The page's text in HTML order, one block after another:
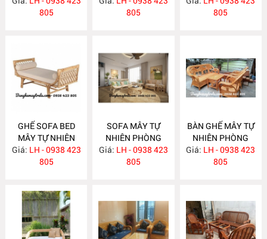
805
CÁO MA621
805
805
GHẾ SOFA BED
MÂY TỰ NHIÊN
MA615
Giá: LH - 0938 423
805
SOFA MÂY TỰ
NHIÊN PHÒNG
KHÁCH MA612
Giá: LH - 0938 423
805
BÀN GHẾ MÂY TỰ
NHIÊN PHÒNG
KHÁCH MA610
Giá: LH - 0938 423
805